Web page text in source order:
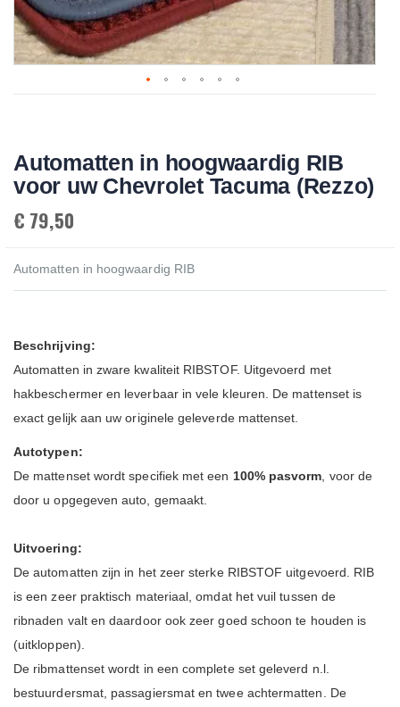
of
the
images
Automatten in hoogwaardig RIB
voor uw Chevrolet Tacuma (Rezzo)
€ 79,50
Automatten in hoogwaardig RIB
Beschrijving:
Automatten in zware kwaliteit RIBSTOF. Uitgevoerd met
hakbeschermer en leverbaar in vele kleuren. De mattenset is
exact gelijk aan uw originele geleverde mattenset.
Autotypen:
De mattenset wordt specifiek met een 100% pasvorm , voor de
door u opgegeven auto, gemaakt.
Uitvoering:
De automatten zijn in het zeer sterke RIBSTOF uitgevoerd. RIB
is een zeer praktisch materiaal, omdat het vuil tussen de
ribnaden valt en daardoor ook zeer goed schoon te houden is
(uitkloppen).
De ribmattenset wordt in een complete set geleverd n.l.
bestuurdersmat, passagiersmat en twee achtermatten. De